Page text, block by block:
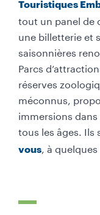
Touristiques
tout un panel de
une billetterie et
saisonnières
Parcs
réserves
méconnus,
immersions
tous les âges. Ils
vous, à